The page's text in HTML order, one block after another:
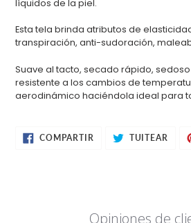
líquidos de la piel.
Esta tela brinda atributos de
transpiración, anti-sudoración,
Suave al tacto, secado rápido,
resistente a los cambios de
aerodinámico haciéndola ideal para
COMPARTIR COMPARTIR
EN
TUITEAR
Opiniones de